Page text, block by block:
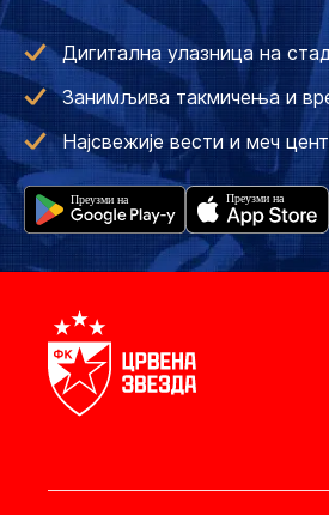
Дигитална улазница на
Занимљива такмичења и
Најсвежије вести и меч